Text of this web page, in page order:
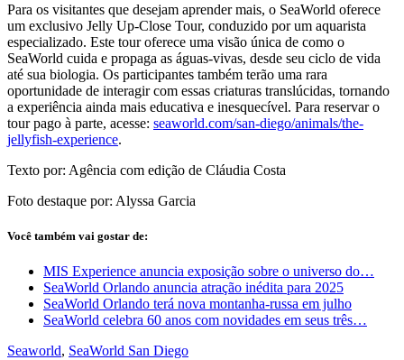
Para os visitantes que desejam aprender mais, o SeaWorld oferece
um exclusivo Jelly Up-Close Tour, conduzido por um aquarista
especializado. Este tour oferece uma visão única de como o
SeaWorld cuida e propaga as águas-vivas, desde seu ciclo de vida
até sua biologia. Os participantes também terão uma rara
oportunidade de interagir com essas criaturas translúcidas, tornando
a experiência ainda mais educativa e inesquecível. Para reservar o
tour pago à parte, acesse: seaworld.com/san-diego/animals/the-
jellyfish-experience.
Texto por: Agência com edição de Cláudia Costa
Foto destaque por: Alyssa Garcia
Você também vai gostar de:
MIS Experience anuncia exposição sobre o universo do…
SeaWorld Orlando anuncia atração inédita para 2025
SeaWorld Orlando terá nova montanha-russa em julho
SeaWorld celebra 60 anos com novidades em seus três…
Seaworld, SeaWorld San Diego